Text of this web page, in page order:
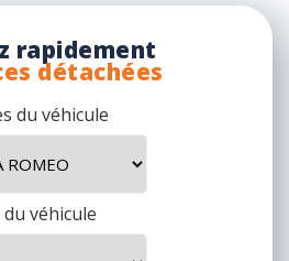
rapidement
détachées
du véhicule
véhicule